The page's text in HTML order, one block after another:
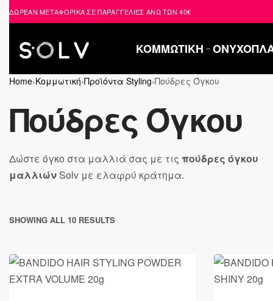
ΔΩΡΕΑΝ ΜΕΤΑΦΟΡΙΚΑ ΣΕ ΠΑΡΑΓΓΕΛΙΕΣ ΑΝΩ ΤΩΝ 40€
ΚΟΜΜΩΤΙΚΗ
Home›Κομμωτική›Προϊόντα Styling›Πούδρες Όγκου
Πούδρες Όγκου
Δώστε όγκο στα μαλλιά σας με τις πούδρες όγκου
μαλλιών Solv με ελαφρύ κράτημα.
SHOWING ALL 10 RESULTS